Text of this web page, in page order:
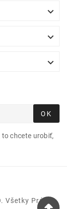



OK
chcete urobiť,
Všetky Práva